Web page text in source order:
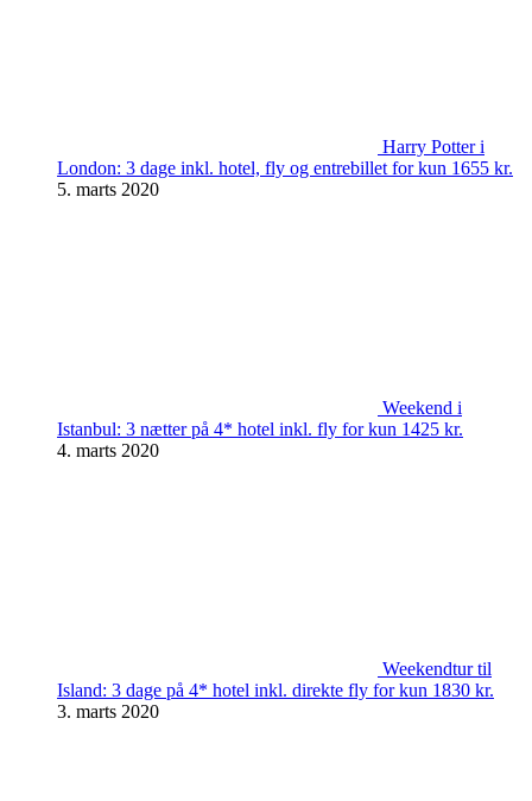
Harry Potter i
London: 3 dage inkl. hotel, fly og entrebillet for kun 1655 kr.
5. marts 2020
Weekend i
Istanbul: 3 nætter på 4* hotel inkl. fly for kun 1425 kr.
4. marts 2020
Weekendtur til
Island: 3 dage på 4* hotel inkl. direkte fly for kun 1830 kr.
3. marts 2020